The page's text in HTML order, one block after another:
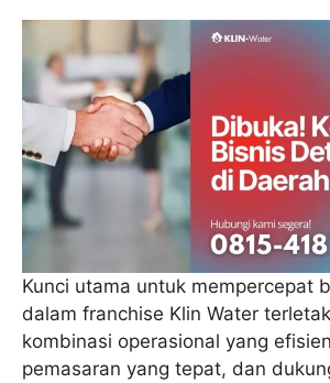
Kunci utama untuk mempercepat
dalam franchise Klin Water
kombinasi operasional yang
pemasaran yang tepat, dan